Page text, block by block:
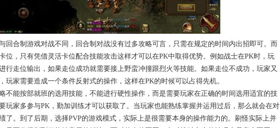
回合制游戏对战不同，回合制对战没有过多攻略可言，只需在规定的时间内出招即可。而
位，只有凭借灵活卡位配合技能攻击这样才可以在PK中取得优势。例如战士在PK时，玩
行走位输出，如果走位成功就需要接上野蛮冲撞跟烈火等技能。如果走位不成功，玩家又
玩家需要造成一个条件反射式的操作，这样在PK的时候可以占得先机。
不能按部就班的选用技能，不能进行硬性操作，而是需要玩家在正确的时间选用适宜的技
玩家多参与PK，勤加训练才可以获取了。当玩家也能熟练掌握并运用过后，那么就会在对
了。到了后期，选择PVP的游戏模式，实际上是很需要本身的操作能力的。刷怪实际上并